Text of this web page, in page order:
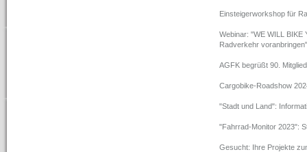
Einsteigerworkshop für
Webinar: "WE WILL BIKE
Radverkehr voranbringen"
AGFK begrüßt 90. Mitglied
Cargobike-Roadshow
"Stadt und Land":
"Fahrrad-Monitor 2023":
Gesucht: Ihre Projekte